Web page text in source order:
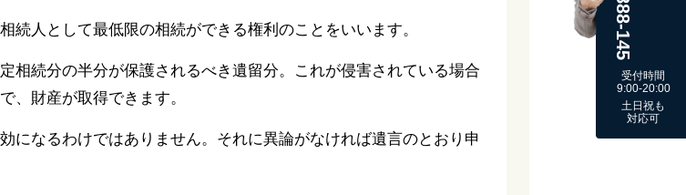
続人として最低限の相続ができる権利のことをいいます。
相続分の半分が保護されるべき遺留分。これが侵害されている場合
、財産が取得できます。
になるわけではありません。それに異論がなければ遺言のとおり申
受付時間
9:00-20:00
土日祝も
対応可